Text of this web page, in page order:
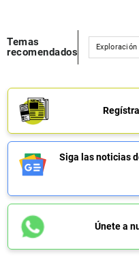
Temas
recomendados
Exploración
Siga las noticias
Únete a